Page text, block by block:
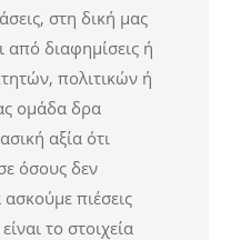
στη δική μας
από διαφημίσεις ή
πολιτικών ή
ομάδα δρα
αξία ότι
όσους δεν
πιέσεις
το στοιχεία